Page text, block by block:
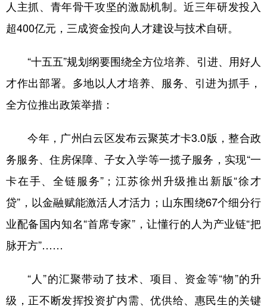
人主抓、青年骨干攻坚的激励机制。近三年研发投入
超400亿元，三成资金投向人才建设与技术自研。
“十五五”规划纲要围绕全方位培养、引进、用好人
才作出部署。多地以人才培养、服务、引进为抓手，
全方位推出政策举措：
今年，广州白云区发布云聚英才卡3.0版，整合政
务服务、住房保障、子女入学等一揽子服务，实现“一
卡在手、全链服务”；江苏徐州升级推出新版“徐才
贷”，以金融赋能激活人才活力；山东围绕67个细分行
业配备国内知名“首席专家”，让懂行的人为产业链“把
脉开方”……
“人”的汇聚带动了技术、项目、资金等“物”的升
级，正不断发挥投资扩内需、优供给、惠民生的关键